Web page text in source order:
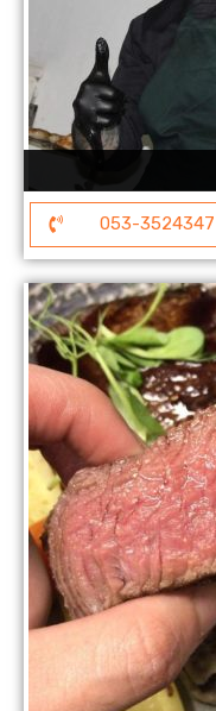
053-3524347